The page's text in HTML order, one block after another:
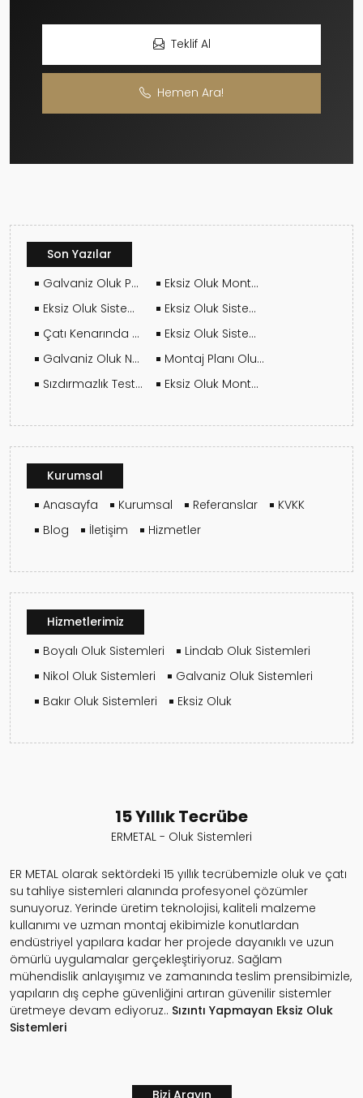
Teklif Al
Hemen Ara!
15 Yıllık Tecrübe
ERMETAL - Oluk Sistemleri
ER METAL olarak sektördeki 15 yıllık tecrübemizle oluk ve çatı
su tahliye sistemleri alanında profesyonel çözümler
sunuyoruz. Yerinde üretim teknolojisi, kaliteli malzeme
kullanımı ve uzman montaj ekibimizle konutlardan
endüstriyel yapılara kadar her projede dayanıklı ve uzun
ömürlü uygulamalar gerçekleştiriyoruz. Sağlam
mühendislik anlayışımız ve zamanında teslim prensibimizle,
yapıların dış cephe güvenliğini artıran güvenilir sistemler
üretmeye devam ediyoruz.. Sızıntı Yapmayan Eksiz Oluk
Sistemleri
Bizi Arayın
Kurumsal
Anasayfa
Kurumsal Referanslar
KVKK
Blog
İletişim Hizmetler
Hizmetlerimiz
Boyalı Oluk Sistemleri
Lindab Oluk Sistemleri
Nikol Oluk Sistemleri
Galvaniz Oluk Sistemleri
Bakır Oluk Sistemleri
Eksiz Oluk
Son Yazılar
Galvaniz Oluk Paslanır mı? Doğru Kullanım Koşulları
Eksiz Oluk Montajında Bilmeniz Gereken Her Şey
Eksiz Oluk Sistemleri Neden Sızıntı Yapmaz?
Eksiz Oluk Sistemleri Kaç Metre Tek Parça Üretilebilir?
Çatı Kenarında Su Akması Oluk Sorunu Mudur?
Eksiz Oluk Sistemi Neden Daha Dayanıklı Kabul Edilir?
Galvaniz Oluk Nerelerde Tercih Edilmeli?
Montaj Planı Oluşturmadan Önce Sorulması Gereken Sorular
Sızdırmazlık Testi Kurulumun Neresinde Yapılır?
Eksiz Oluk Montajı Ne Kadar Sürer?